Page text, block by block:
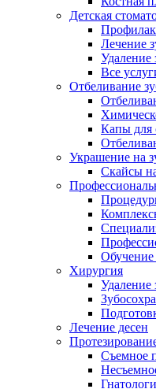
Детская
Лечение
Удаление
Все
Отбеливание
Капы для
Украшение на
Скайсы
Хирургия
Удаление
Лечение десен
Съемное